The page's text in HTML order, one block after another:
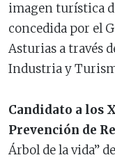
imagen turística
concedida por el
Asturias a través
Industria y
Candidato a los
Prevención de
Árbol de la vida”